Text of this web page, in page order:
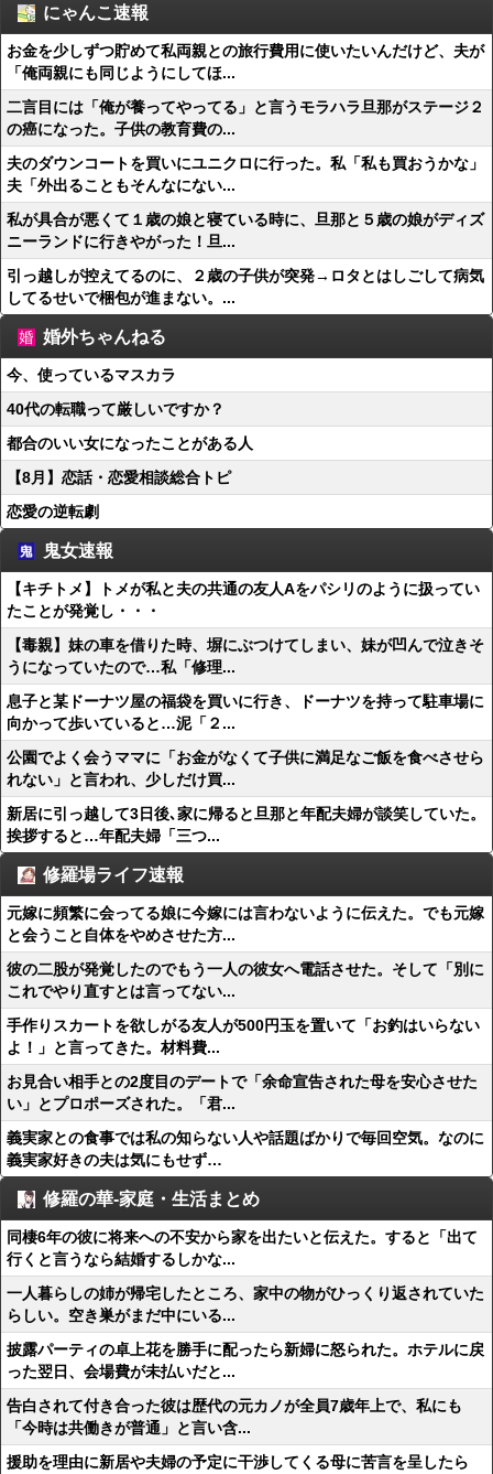
にゃんこ速報
お金を少しずつ貯めて私両親との旅行費用に使いたいんだけど、夫が
「俺両親にも同じようにしてほ...
二言目には「俺が養ってやってる」と言うモラハラ旦那がステージ２
の癌になった。子供の教育費の...
夫のダウンコートを買いにユニクロに行った。私「私も買おうかな」
夫「外出ることもそんなにない...
私が具合が悪くて１歳の娘と寝ている時に、旦那と５歳の娘がディズ
ニーランドに行きやがった！旦...
引っ越しが控えてるのに、２歳の子供が突発→ロタとはしごして病気
してるせいで梱包が進まない。...
婚外ちゃんねる
今、使っているマスカラ
40代の転職って厳しいですか？
都合のいい女になったことがある人
【8月】恋話・恋愛相談総合トピ
恋愛の逆転劇
鬼女速報
【キチトメ】トメが私と夫の共通の友人Aをパシリのように扱ってい
たことが発覚し・・・
【毒親】妹の車を借りた時、塀にぶつけてしまい、妹が凹んで泣きそ
うになっていたので…私「修理...
息子と某ドーナツ屋の福袋を買いに行き、ドーナツを持って駐車場に
向かって歩いていると…泥「２...
公園でよく会うママに「お金がなくて子供に満足なご飯を食べさせら
れない」と言われ、少しだけ買...
新居に引っ越して3日後､家に帰ると旦那と年配夫婦が談笑していた。
挨拶すると…年配夫婦「三つ...
修羅場ライフ速報
元嫁に頻繁に会ってる娘に今嫁には言わないように伝えた。でも元嫁
と会うこと自体をやめさせた方...
彼の二股が発覚したのでもう一人の彼女へ電話させた。そして「別に
これでやり直すとは言ってない...
手作りスカートを欲しがる友人が500円玉を置いて「お釣はいらない
よ！」と言ってきた。材料費...
お見合い相手との2度目のデートで「余命宣告された母を安心させた
い」とプロポーズされた。「君...
義実家との食事では私の知らない人や話題ばかりで毎回空気。なのに
義実家好きの夫は気にもせず…
修羅の華-家庭・生活まとめ
同棲6年の彼に将来への不安から家を出たいと伝えた。すると「出て
行くと言うなら結婚するしかな...
一人暮らしの姉が帰宅したところ、家中の物がひっくり返されていた
らしい。空き巣がまだ中にいる...
披露パーティの卓上花を勝手に配ったら新婦に怒られた。ホテルに戻
った翌日、会場費が未払いだと...
告白されて付き合った彼は歴代の元カノが全員7歳年上で、私にも
「今時は共働きが普通」と言い含...
援助を理由に新居や夫婦の予定に干渉してくる母に苦言を呈したら